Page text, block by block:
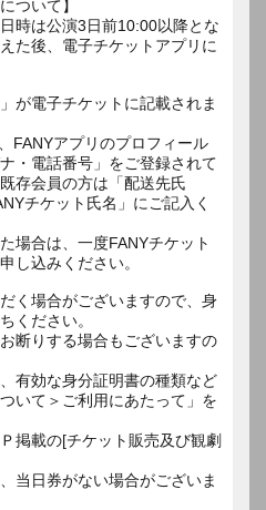
ついて】
時は公演3日前10:00以降とな
た後、電子チケットアプリに
が電子チケットに記載されま
FANYアプリのプロフィール
・電話番号」をご登録されて
存会員の方は「配送先氏
チケット氏名」にご記入く
場合は、一度FANYチケット
し込みください。
く場合がございますので、身
ください。
断りする場合もございますの
有効な身分証明書の種類など
いて＞ご利用にあたって」を
掲載の[チケット販売及び観劇
当日券がない場合がございま